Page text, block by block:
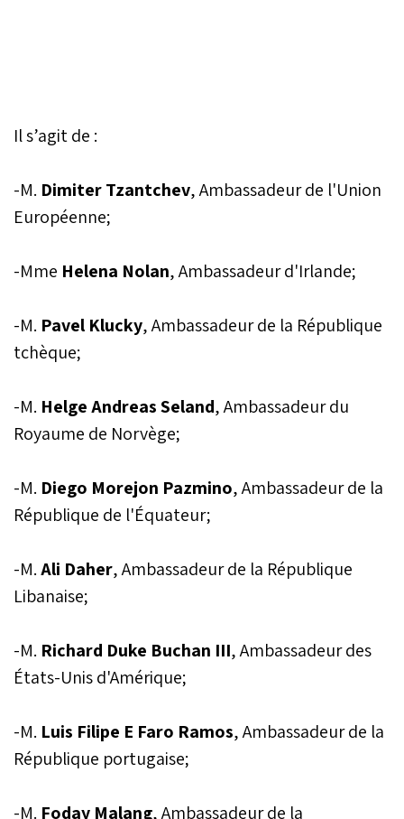
Il s’agit de :
-M. Dimiter Tzantchev, Ambassadeur de l'Union
Européenne;
-Mme Helena Nolan, Ambassadeur d'Irlande;
-M. Pavel Klucky, Ambassadeur de la République
tchèque;
-M. Helge Andreas Seland, Ambassadeur du
Royaume de Norvège;
-M. Diego Morejon Pazmino, Ambassadeur de la
République de l'Équateur;
-M.Ali Daher, Ambassadeur de la République
Libanaise;
-M. Richard Duke Buchan III, Ambassadeur des
États-Unis d'Amérique;
-M. Luis Filipe E Faro Ramos, Ambassadeur de la
République portugaise;
-M. Foday Malang, Ambassadeur de la